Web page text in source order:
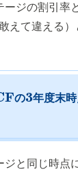
ージの割引率
えて違える
Fの3年度末時
と同じ時点